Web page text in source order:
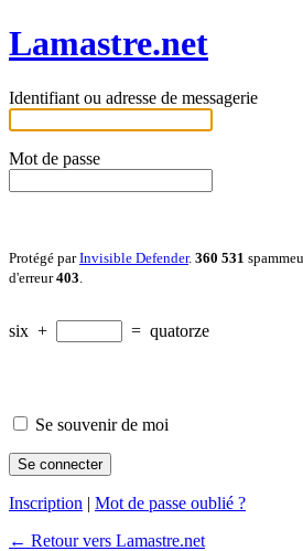
Lamastre.net
Identifiant ou adresse de messagerie
Mot de passe
Protégé parInvisible Defender. 360 531
d'erreur403
six + = quatorze
Se souvenir de moi
Inscription | Mot de passe oublié ?
← Retour vers Lamastre.net